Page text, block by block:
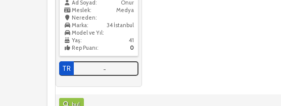
Ad Soyad:
Onur
Meslek:
Medya
Nereden:
34 İstanbul
Marka:
Model ve Yıl:
Yaş:
41
Rep Puanı:
0
TR -
bul